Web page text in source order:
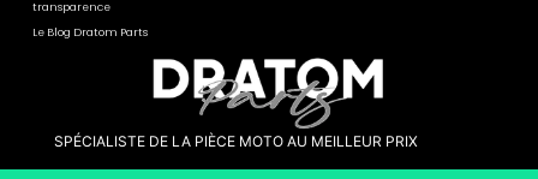
SPÉCIALISTE DE LA PIÈCE MOTO AU MEILLEUR PRIX
transparence
Le Blog Dratom Parts